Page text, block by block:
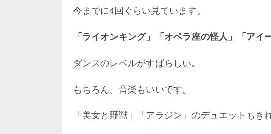
今までに4回ぐらい見ています。
「ライオンキング」「オペラ座の怪人」「アイ
ダンスのレベルがすばらしい。
もちろん、音楽もいいです。
「美女と野獣」「アラジン」のデュエットもき